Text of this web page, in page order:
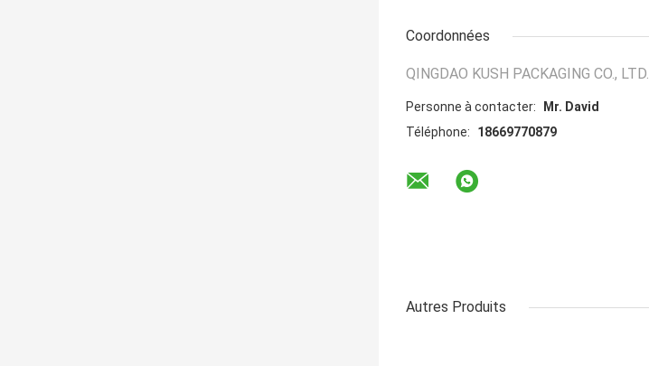
Coordonnées
QINGDAO KUSH PACKAGING CO., LTD.
Personne à contacter:
Mr. David
Téléphone:
18669770879
Autres Produits